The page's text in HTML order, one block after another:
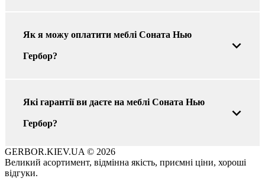
Як я можу оплатити меблі Соната Нью
Гербор?
Які гарантії ви даєте на меблі Соната Нью
Гербор?
GERBOR.KIEV.UA © 2026
Великий асортимент, відмінна якість, приємні ціни, хороші
відгуки.